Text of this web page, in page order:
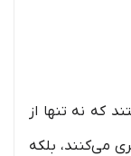
که نه تنها از
می‌کنند، بلکه